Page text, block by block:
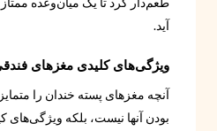
آید.
ویژگی‌های کلیدی مغزهای
آنچه مغزهای پسته خندان را
بودن آنها نیست، بلکه ویژگی‌های